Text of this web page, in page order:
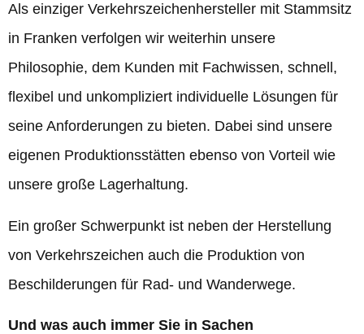
Als einziger Verkehrszeichenhersteller mit Stammsitz
in Franken verfolgen wir weiterhin unsere
Philosophie, dem Kunden mit Fachwissen, schnell,
flexibel und unkompliziert individuelle Lösungen für
seine Anforderungen zu bieten. Dabei sind unsere
eigenen Produktionsstätten ebenso von Vorteil wie
unsere große Lagerhaltung.
Ein großer Schwerpunkt ist neben der Herstellung
von Verkehrszeichen auch die Produktion von
Beschilderungen für Rad- und Wanderwege.
Und was auch immer Sie in Sachen